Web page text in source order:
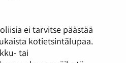
ei tarvitse päästää
kotietsintälupaa.
tai